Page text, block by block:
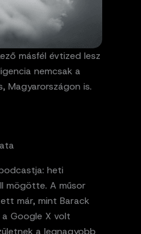
másfél évtized lesz
nemcsak a
Magyarországon is.
heti
mögötte. A műsor
már, mint Barack
Google X volt
a legnagyobb